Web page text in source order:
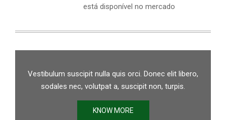
está disponível no mercado
Vestibulum suscipit nulla quis orci. Donec elit libero,
sodales nec, volutpat a, suscipit non, turpis.
KNOW MORE